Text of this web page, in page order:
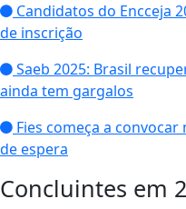
Candidatos do Encceja
de inscrição
Saeb 2025: Brasil
ainda tem gargalos
Fies começa a
de espera
Concluintes em